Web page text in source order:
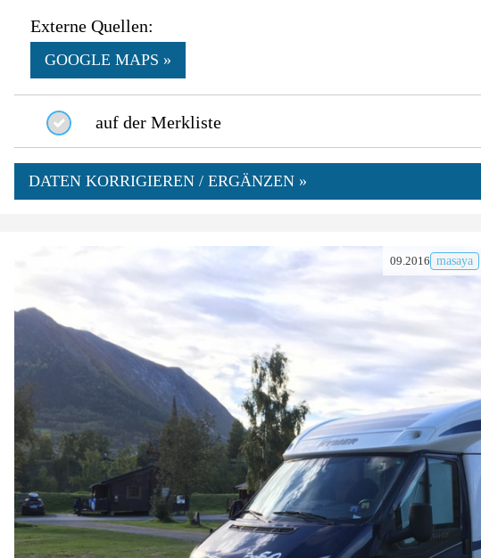
Externe Quellen:
GOOGLE MAPS »
auf der Merkliste
DATEN KORRIGIEREN / ERGÄNZEN »
09.2016 masaya